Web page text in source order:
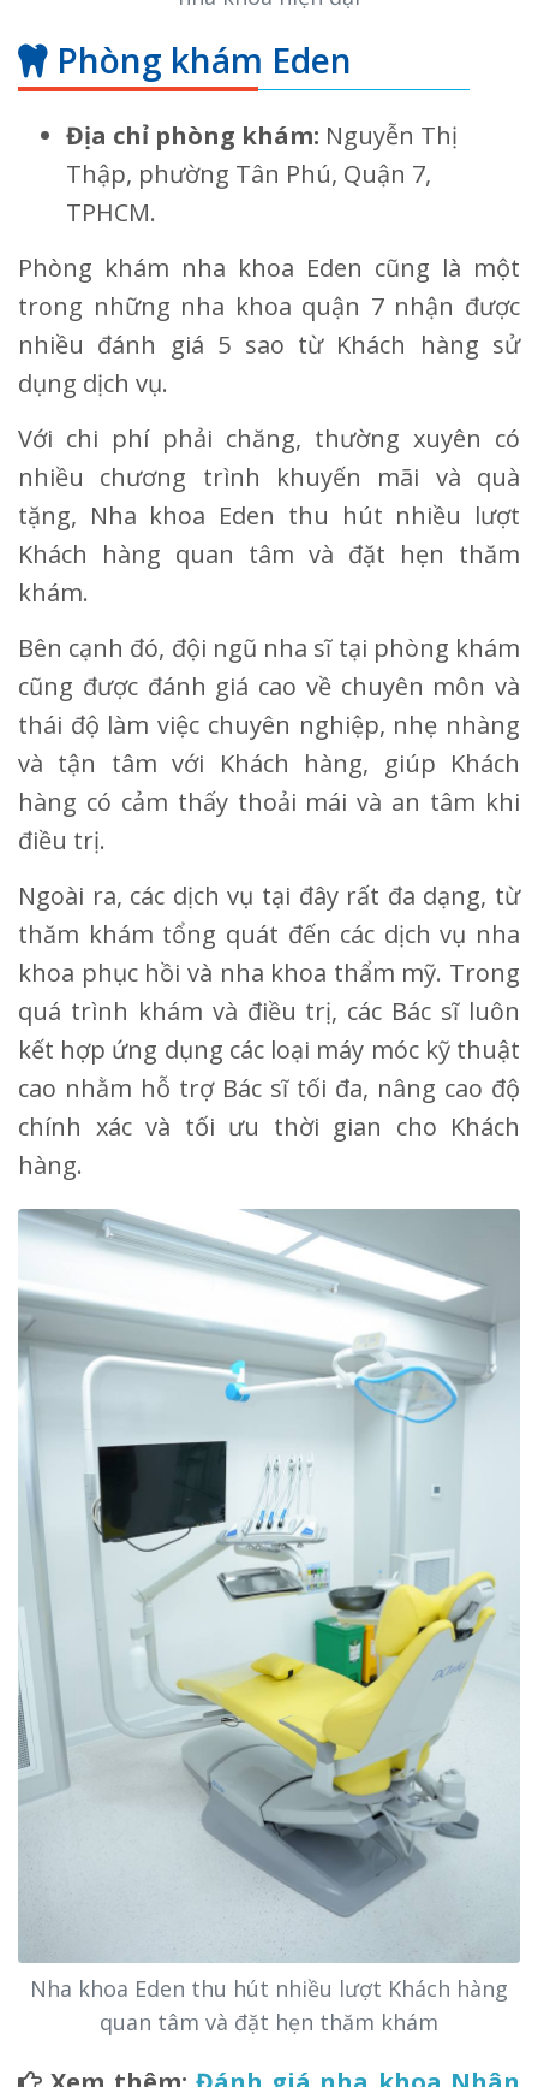
Phòng khám Eden
Địa chỉ phòng khám: Nguyễn Thị
Thập, phường Tân Phú, Quận 7,
TPHCM.
Phòng khám nha khoa Eden cũng là một
trong những nha khoa quận 7 nhận được
nhiều đánh giá 5 sao từ Khách hàng sử
dụng dịch vụ.
Với chi phí phải chăng, thường xuyên có
nhiều chương trình khuyến mãi và quà
tặng, Nha khoa Eden thu hút nhiều lượt
Khách hàng quan tâm và đặt hẹn thăm
khám.
Bên cạnh đó, đội ngũ nha sĩ tại phòng khám
cũng được đánh giá cao về chuyên môn và
thái độ làm việc chuyên nghiệp, nhẹ nhàng
và tận tâm với Khách hàng, giúp Khách
hàng có cảm thấy thoải mái và an tâm khi
điều trị.
Ngoài ra, các dịch vụ tại đây rất đa dạng, từ
thăm khám tổng quát đến các dịch vụ nha
khoa phục hồi và nha khoa thẩm mỹ. Trong
quá trình khám và điều trị, các Bác sĩ luôn
kết hợp ứng dụng các loại máy móc kỹ thuật
cao nhằm hỗ trợ Bác sĩ tối đa, nâng cao độ
chính xác và tối ưu thời gian cho Khách
hàng.
Nha khoa Eden thu hút nhiều lượt Khách hàng
quan tâm và đặt hẹn thăm khám